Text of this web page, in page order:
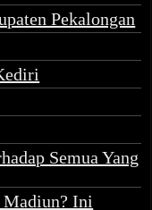
Pekalongan
Semua Yang
Madiun? Ini